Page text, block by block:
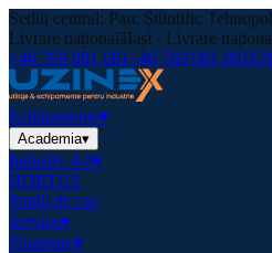
Sediu central: Parc Științific
Livrare naționalăIași · Livrare
+40 769 081 081+40 769 081 081EN
Echipamente▾
Academia▾
Industry 4.0▾
HORTUS
Studii de caz
Service▾
Finanțare▾